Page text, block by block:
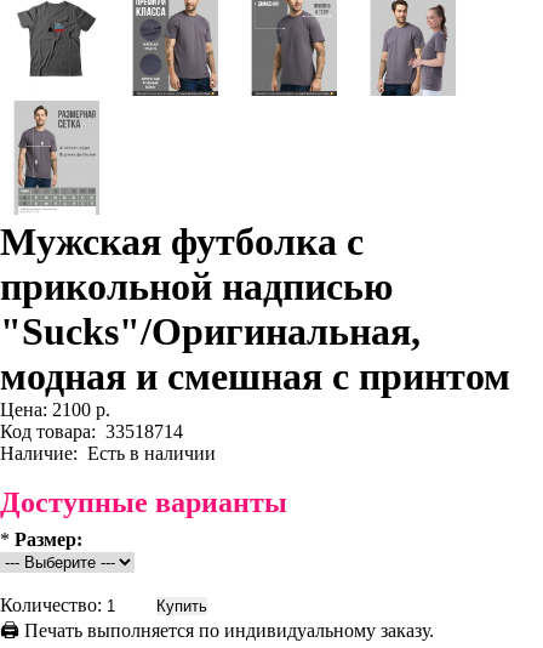
Мужская футболка с
прикольной надписью
"Sucks"/Оригинальная,
модная и смешная с принтом
Цена: 2100 р.
Код товара: 33518714
Наличие: Есть в наличии
Доступные варианты
* Размер:
Количество:
🖨 Печать выполняется по индивидуальному заказу.